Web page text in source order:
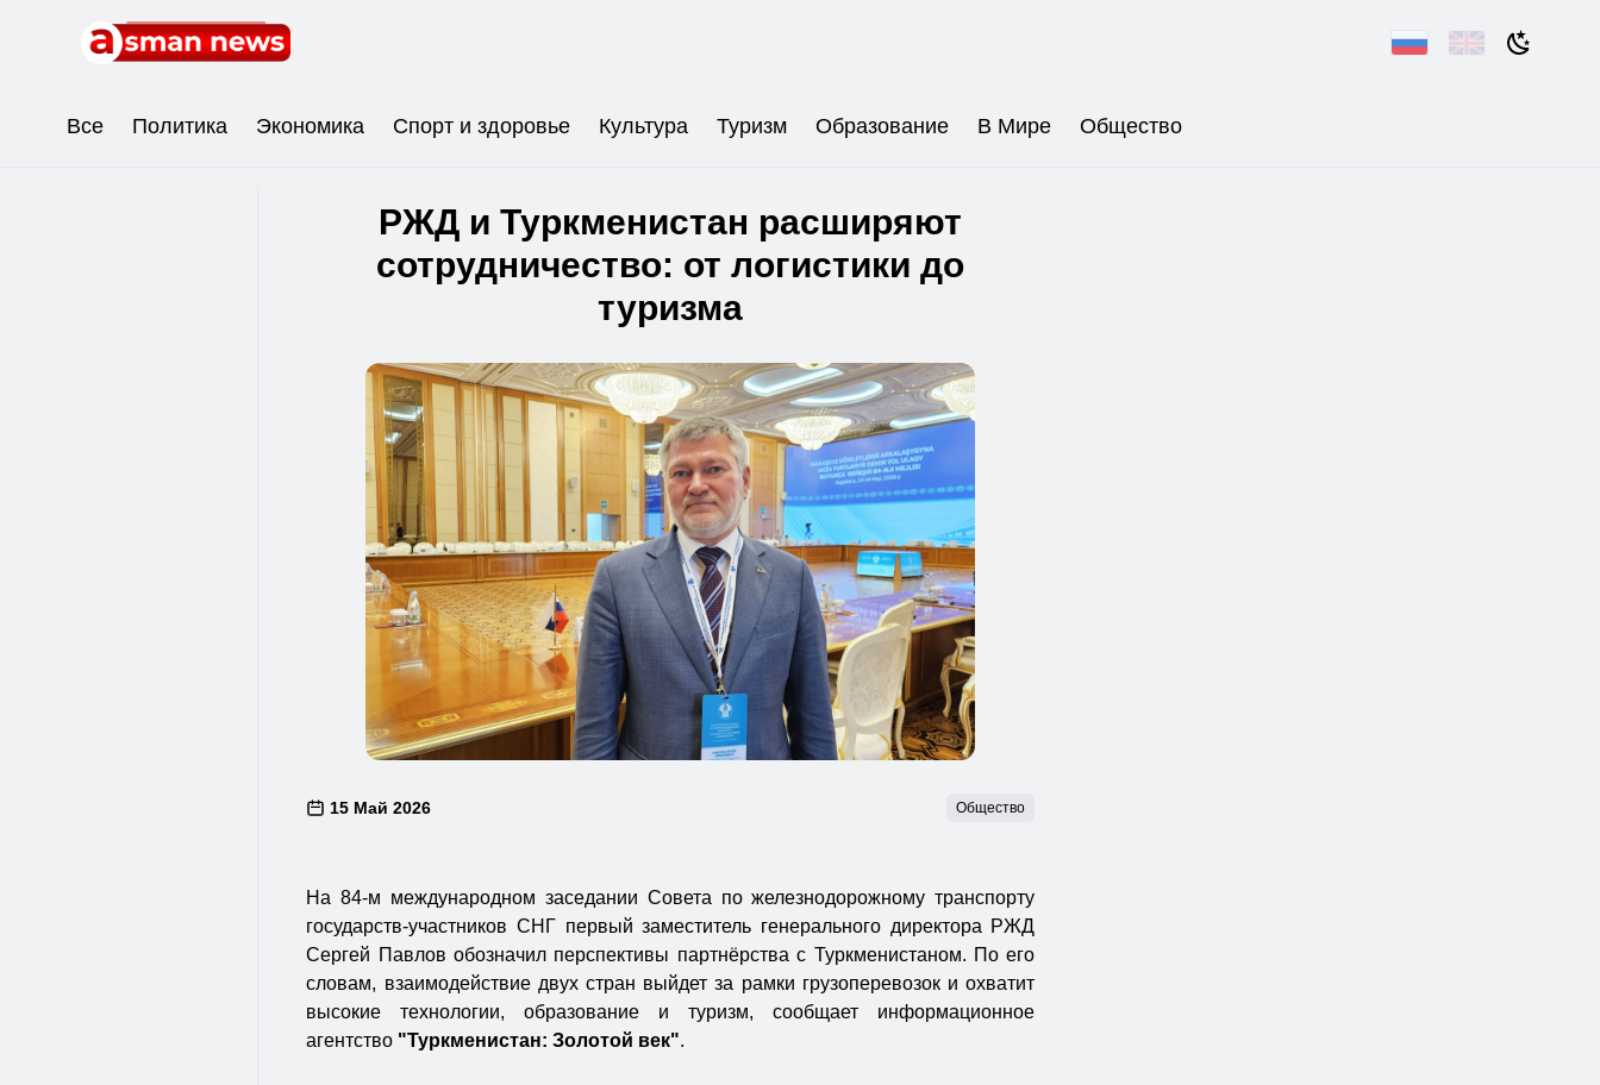
Все Политика Экономика Спорт и здоровье Культура Туризм Образование В Мире Общество
РЖД и Туркменистан расширяют
сотрудничество: от логистики до
туризма
15 Май 2026 Общество
На 84-м международном заседании Совета по железнодорожному транспорту
государств-участников СНГ первый заместитель генерального директора РЖД
Сергей Павлов обозначил перспективы партнёрства с Туркменистаном. По его
словам, взаимодействие двух стран выйдет за рамки грузоперевозок и охватит
высокие технологии, образование и туризм, сообщает информационное
агентство "Туркменистан: Золотой век".